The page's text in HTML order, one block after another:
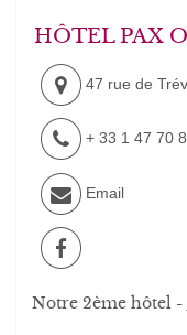
HÔTEL PAX
47 rue de
+ 33 1 47 70
Email
Notre 2ème hôtel -